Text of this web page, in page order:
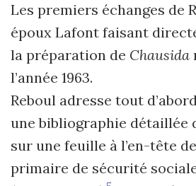
Les premiers échanges de
époux Lafont faisant
la préparation de Chausida
l’année 1963.
Reboul adresse tout
une bibliographie détaillée
sur une feuille à l’en-tête
primaire de sécurité